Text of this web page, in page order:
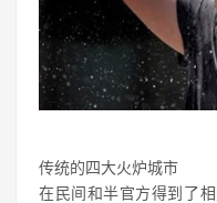
传统的四大火炉城市
在民间和半官方得到了